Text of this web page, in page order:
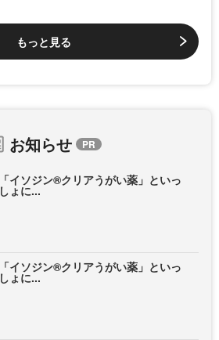
もっと見る
お知らせ
「イソジン®クリアうがい薬」といっ
しょに...
「イソジン®クリアうがい薬」といっ
しょに...